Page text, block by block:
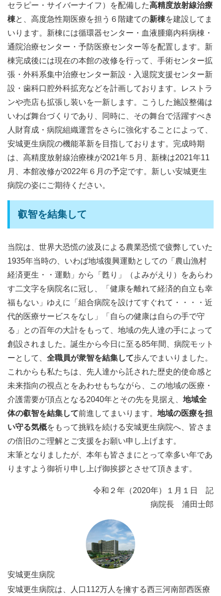
セラピー・サイバーナイフ）を配備した高精度放射線治療
棟と、高度急性期医療を担う６階建ての新棟を建設してま
いります。新棟には循環器センター・血液腫瘍内科病棟・
通院治療センター・予防医療センター等を配置します。新
棟完成後には現在の本館の改修を行って、手術センター拡
張・外科系集中治療センター新設・入退院支援センター新
設・歯科口腔外科拡充などを計画しております。レストラ
ンや売店も拡張し装いを一新します。こうした施設整備は
いわば舞台づくりであり、同時に、その舞台で活躍すべき
人財育成・病院組織運営をさらに強化することによって、
安城更生病院の機能革新を目指しております。完成時期
は、高精度放射線治療棟が2021年５月、新棟は2021年11
月、本館改修が2022年６月の予定です。新しい安城更生
病院の姿にご期待ください。
叡智を結集して
当院は、世界大恐慌の波及による農業恐慌で疲弊していた
1935年当時の、いわば地域復興運動としての「農山漁村
経済更生・・運動」から「甦り」（よみがえり）をあらわ
す二文字を病院名に冠し、「健康を離れて経済的自立も幸
福もない」ゆえに「組合病院を設けてすぐれて・・・・近
代的医療サービスをなし」「自らの健康は自らの手で守
る」との百年の大計をもって、地域の先人達の手によって
創設されました。誕生から今日に至る85年間、病院モット
ーとして、 全職員が衆智を結集して歩んでまいりました。
これからも私たちは、先人達から託された歴史的使命感と
未来指向の視点とをあわせもちながら、この地域の医療・
介護需要が頂点となる2040年とその先を見据え、 地域全
体の叡智を結集して前進してまいります。 地域の医療を担
い守る気概をもって挑戦を続ける安城更生病院へ、皆さま
の倍旧のご理解とご支援をお願い申し上げます。
末筆となりましたが、本年も皆さまにとって幸多い年であ
りますよう御祈り申し上げ御挨拶とさせて頂きます。
令和２年（2020年）１月１日 記
病院長 浦田士郎
安城更生病院
安城更生病院は、人口112万人を擁する西三河南部西医療